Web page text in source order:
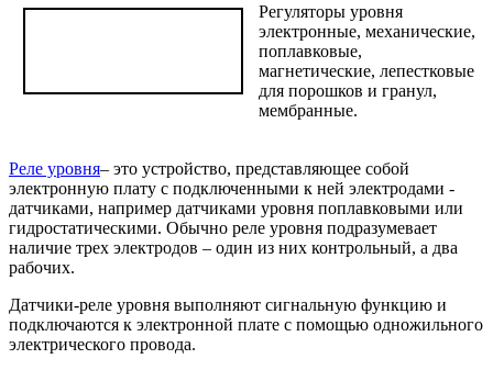
Регуляторы уровня
электронные, механические,
поплавковые,
магнетические, лепестковые
для порошков и гранул,
мембранные.
Реле уровня– это устройство, представляющее собой
электронную плату с подключенными к ней электродами -
датчиками, например датчиками уровня поплавковыми или
гидростатическими. Обычно реле уровня подразумевает
наличие трех электродов – один из них контрольный, а два
рабочих.
Датчики-реле уровня выполняют сигнальную функцию и
подключаются к электронной плате с помощью одножильного
электрического провода.